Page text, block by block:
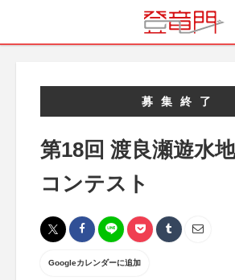
募集終了
第18回 渡良瀬遊水
コンテスト
Googleカレンダーに追加